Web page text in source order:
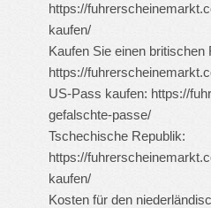
https://
kaufen/
Kaufen Sie einen britischen
https://
US-Pass kaufen: https://
gefalschte-passe/
Tschechische Republik:
https://
kaufen/
Kosten für den